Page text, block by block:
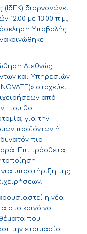
(ΙδΕΚ) διοργανώνει
12.00 με 13.00 π.μ.,
Υποβολής
Διεθνώς
και Υπηρεσιών
στοχεύει
από
που θα
για την
προϊόντων ή
πιο
Επιπρόσθετα,
υποστήριξη της
η νέα
στο κοινό να
που
την ετοιμασία